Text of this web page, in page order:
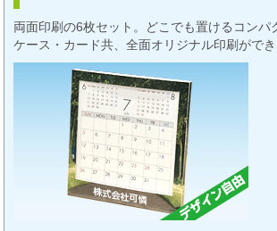
両面印刷の6枚セット。どこでも置けるコンパ
ケース・カード共、全面オリジナル印刷ができ